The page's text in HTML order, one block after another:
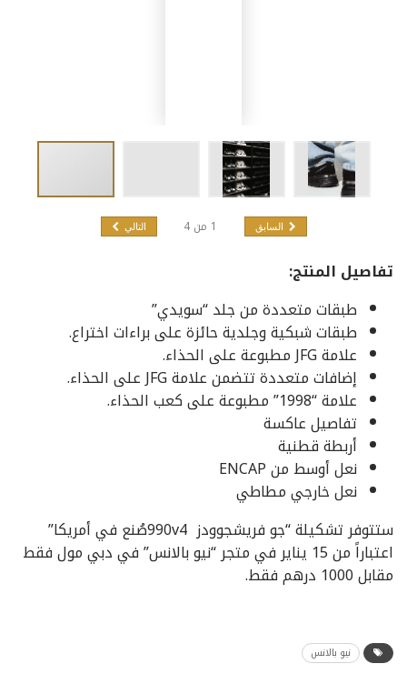
السابق 1 من 4 التالي
تفاصيل المنتج:
طبقات متعددة من جلد “سويدي”
طبقات شبكية وجلدية حائزة على براءات اختراع.
علامة JFG مطبوعة على الحذاء.
إضافات متعددة تتضمن علامة JFG على الحذاء.
علامة “1998” مطبوعة على كعب الحذاء.
تفاصيل عاكسة
أربطة قطنية
نعل أوسط من ENCAP
نعل خارجي مطاطي
ستتوفر تشكيلة “جو فريشجوودز 990v4صُنع في أمريكا”
اعتباراً من 15 يناير في متجر “نيو بالانس” في دبي مول فقط
مقابل 1000 درهم فقط.
نيو بالانس